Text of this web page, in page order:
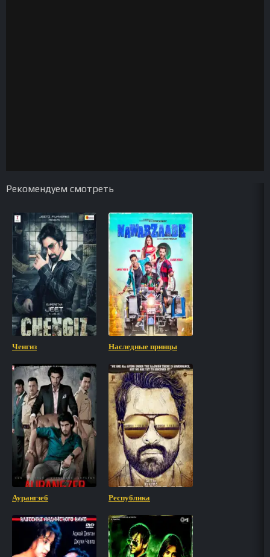
Рекомендуем смотреть
Ченгиз Наследные принцы
Аурангзеб Республика